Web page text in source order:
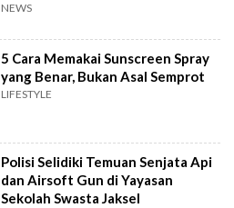
NEWS
5 Cara Memakai Sunscreen Spray
yang Benar, Bukan Asal Semprot
LIFESTYLE
Polisi Selidiki Temuan Senjata Api
dan Airsoft Gun di Yayasan
Sekolah Swasta Jaksel